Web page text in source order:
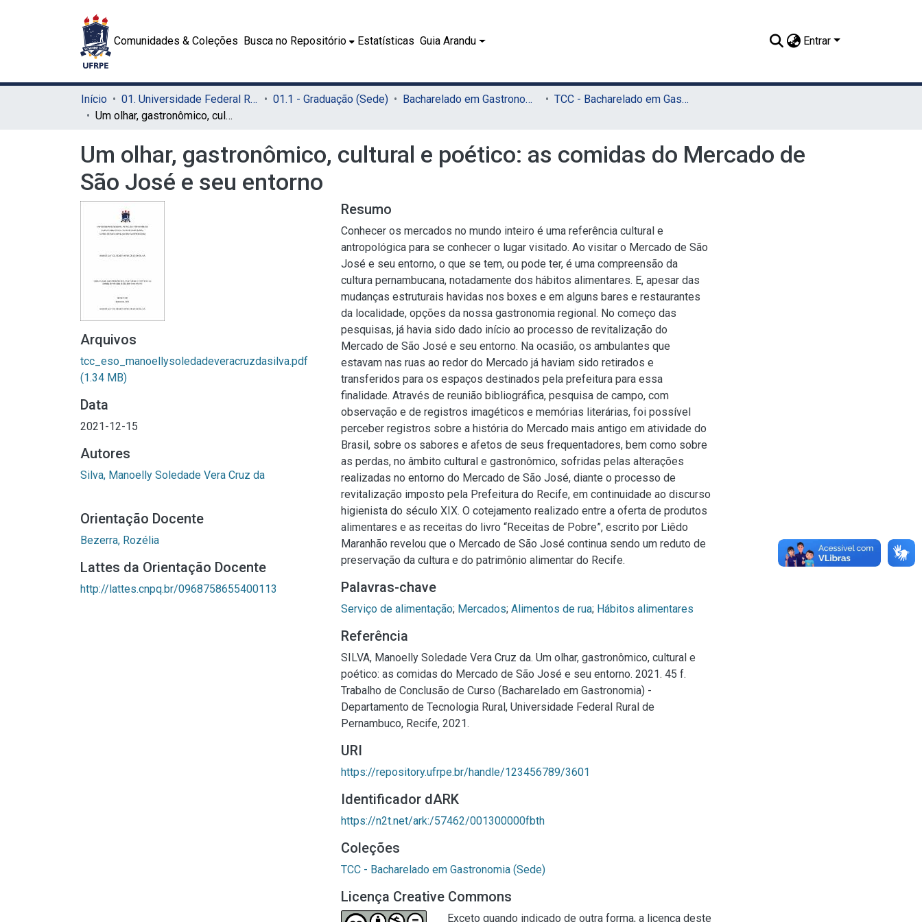
Comunidades & Coleções Busca no Repositório Estatísticas Guia Arandu Entrar
Início 01. Universidade Federal Rural de Pernambuco - UFRPE (Sede) 01.1 - Graduação (Sede) Bacharelado em Gastronomia (Sede)
TCC - Bacharelado em Gastronomia (Sede)
Um olhar, gastronômico, cultural e poético: as comidas do Mercado de São José e seu entorno
Um olhar, gastronômico, cultural e poético: as comidas do Mercado de
São José e seu entorno
Arquivos
tcc_eso_manoellysoledadeveracruzdasilva.pdf
(1.34 MB)
Data
2021-12-15
Autores
Silva, Manoelly Soledade Vera Cruz da
Orientação Docente
Bezerra, Rozélia
Lattes da Orientação Docente
http://lattes.cnpq.br/0968758655400113
Resumo
Conhecer os mercados no mundo inteiro é uma referência cultural e
antropológica para se conhecer o lugar visitado. Ao visitar o Mercado de São
José e seu entorno, o que se tem, ou pode ter, é uma compreensão da
cultura pernambucana, notadamente dos hábitos alimentares. E, apesar das
mudanças estruturais havidas nos boxes e em alguns bares e restaurantes
da localidade, opções da nossa gastronomia regional. No começo das
pesquisas, já havia sido dado início ao processo de revitalização do
Mercado de São José e seu entorno. Na ocasião, os ambulantes que
estavam nas ruas ao redor do Mercado já haviam sido retirados e
transferidos para os espaços destinados pela prefeitura para essa
finalidade. Através de reunião bibliográfica, pesquisa de campo, com
observação e de registros imagéticos e memórias literárias, foi possível
perceber registros sobre a história do Mercado mais antigo em atividade do
Brasil, sobre os sabores e afetos de seus frequentadores, bem como sobre
as perdas, no âmbito cultural e gastronômico, sofridas pelas alterações
realizadas no entorno do Mercado de São José, diante o processo de
revitalização imposto pela Prefeitura do Recife, em continuidade ao discurso
higienista do século XIX. O cotejamento realizado entre a oferta de produtos
alimentares e as receitas do livro “Receitas de Pobre”, escrito por Liêdo
Maranhão revelou que o Mercado de São José continua sendo um reduto de
preservação da cultura e do patrimônio alimentar do Recife.
Palavras-chave
Serviço de alimentação; Mercados; Alimentos de rua; Hábitos alimentares
Referência
SILVA, Manoelly Soledade Vera Cruz da. Um olhar, gastronômico, cultural e
poético: as comidas do Mercado de São José e seu entorno. 2021. 45 f.
Trabalho de Conclusão de Curso (Bacharelado em Gastronomia) -
Departamento de Tecnologia Rural, Universidade Federal Rural de
Pernambuco, Recife, 2021.
URI
https://repository.ufrpe.br/handle/123456789/3601
Identificador dARK
https://n2t.net/ark:/57462/001300000fbth
Coleções
TCC - Bacharelado em Gastronomia (Sede)
Licença Creative Commons
Exceto quando indicado de outra forma, a licença deste